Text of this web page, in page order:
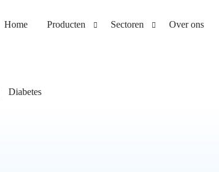
Home Producten Sectoren Over ons
Diabetes